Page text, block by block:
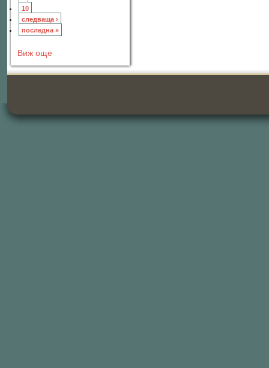
10
следваща ›
последна »
Виж още